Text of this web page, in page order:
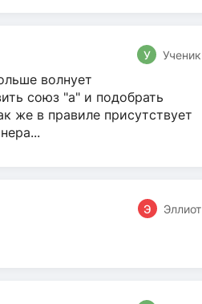
У Ученик
волнует
союз "а" и подобрать
же в правиле присутствует
Э Эллиот